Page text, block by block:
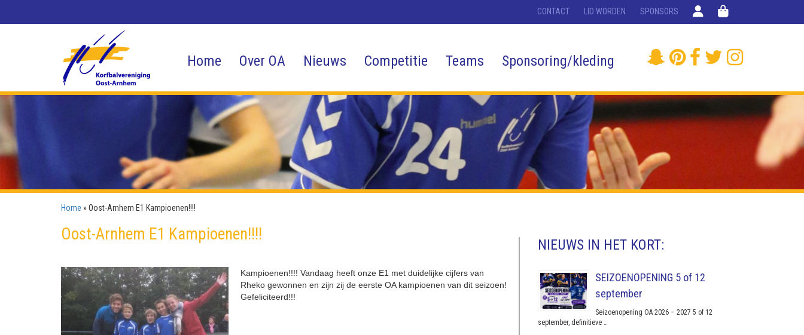
CONTACT LID WORDEN SPONSORS
Home Over OA Nieuws Competitie Teams Sponsoring/kleding
Home »Oost-Arnhem E1 Kampioenen!!!!
Oost-Arnhem E1 Kampioenen!!!!
Kampioenen!!!! Vandaag heeft onze E1 met duidelijke cijfers van
Rheko gewonnen en zijn zij de eerste OA kampioenen van dit seizoen!
Gefeliciteerd!!!
NIEUWS IN HET KORT:
SEIZOENOPENING 5 of 12
september
Seizoenopening OA 2026 – 2027 5 of 12
september, definitieve …